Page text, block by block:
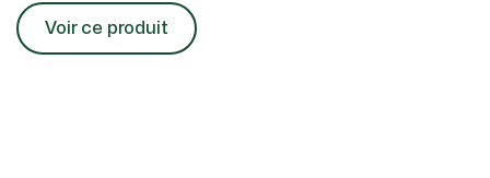
Voir ce produit